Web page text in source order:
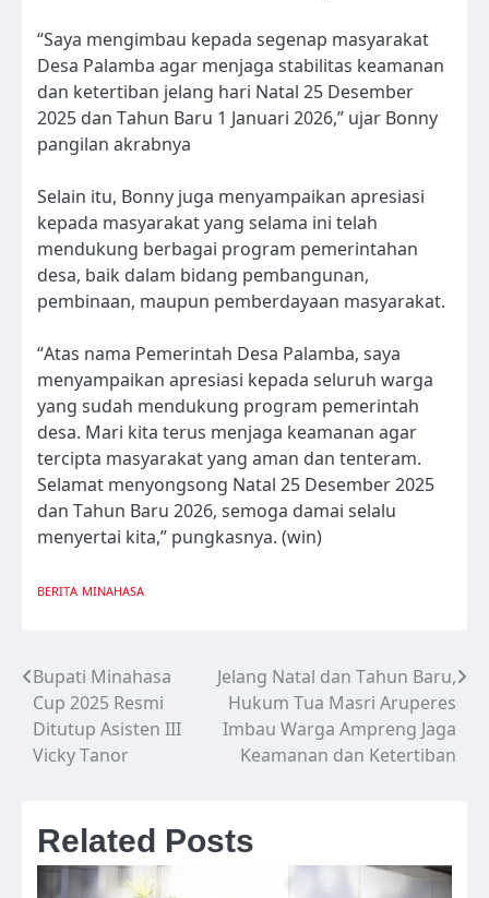
“Saya mengimbau kepada segenap masyarakat
Desa Palamba agar menjaga stabilitas keamanan
dan ketertiban jelang hari Natal 25 Desember
2025 dan Tahun Baru 1 Januari 2026,” ujar Bonny
pangilan akrabnya
Selain itu, Bonny juga menyampaikan apresiasi
kepada masyarakat yang selama ini telah
mendukung berbagai program pemerintahan
desa, baik dalam bidang pembangunan,
pembinaan, maupun pemberdayaan masyarakat.
“Atas nama Pemerintah Desa Palamba, saya
menyampaikan apresiasi kepada seluruh warga
yang sudah mendukung program pemerintah
desa. Mari kita terus menjaga keamanan agar
tercipta masyarakat yang aman dan tenteram.
Selamat menyongsong Natal 25 Desember 2025
dan Tahun Baru 2026, semoga damai selalu
menyertai kita,” pungkasnya. (win)
BERITA MINAHASA
Navigasi
pos
Bupati Minahasa
Cup 2025 Resmi
Ditutup Asisten III
Vicky Tanor
Jelang Natal dan Tahun Baru,
Hukum Tua Masri Aruperes
Imbau Warga Ampreng Jaga
Keamanan dan Ketertiban
Related Posts